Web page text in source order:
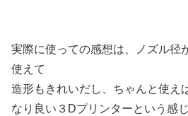
実際に使っての感想は、ノズル径
使えて
造形もきれいだし、ちゃんと使え
なり良い３Dプリンターという感じ